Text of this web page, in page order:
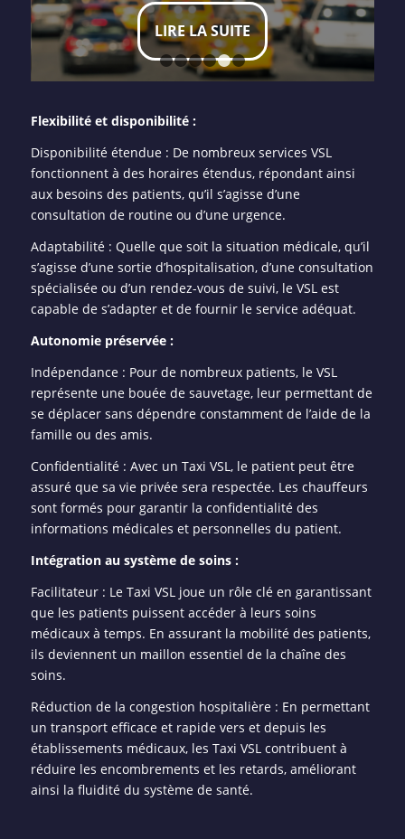
LIRE LA SUITE
LIRE LA SUITE
1 2 4 5 6
Flexibilité et disponibilité :
Disponibilité étendue : De nombreux services VSL
fonctionnent à des horaires étendus, répondant ainsi
aux besoins des patients, qu’il s’agisse d’une
consultation de routine ou d’une urgence.
Adaptabilité : Quelle que soit la situation médicale, qu’il
s’agisse d’une sortie d’hospitalisation, d’une consultation
spécialisée ou d’un rendez-vous de suivi, le VSL est
capable de s’adapter et de fournir le service adéquat.
Autonomie préservée :
Indépendance : Pour de nombreux patients, le VSL
représente une bouée de sauvetage, leur permettant de
se déplacer sans dépendre constamment de l’aide de la
famille ou des amis.
Confidentialité : Avec un Taxi VSL, le patient peut être
assuré que sa vie privée sera respectée. Les chauffeurs
sont formés pour garantir la confidentialité des
informations médicales et personnelles du patient.
Intégration au système de soins :
Facilitateur : Le Taxi VSL joue un rôle clé en garantissant
que les patients puissent accéder à leurs soins
médicaux à temps. En assurant la mobilité des patients,
ils deviennent un maillon essentiel de la chaîne des
soins.
Réduction de la congestion hospitalière : En permettant
un transport efficace et rapide vers et depuis les
établissements médicaux, les Taxi VSL contribuent à
réduire les encombrements et les retards, améliorant
ainsi la fluidité du système de santé.